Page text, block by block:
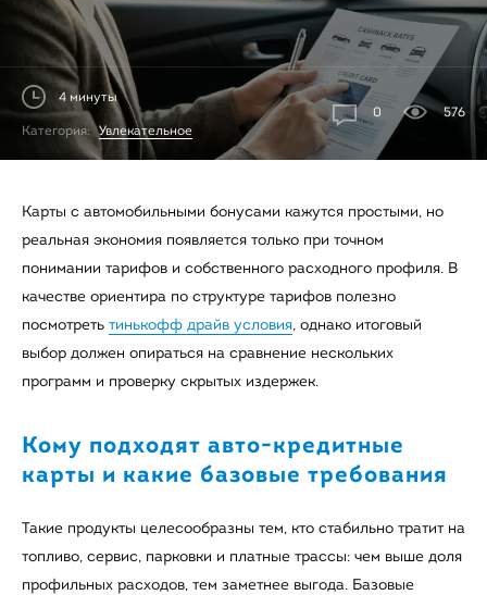
Категория: Увлекательное
4 минуты
0
576
Карты с автомобильными бонусами кажутся простыми, но
реальная экономия появляется только при точном
понимании тарифов и собственного расходного профиля. В
качестве ориентира по структуре тарифов полезно
посмотреть тинькофф драйв условия, однако итоговый
выбор должен опираться на сравнение нескольких
программ и проверку скрытых издержек.
Кому подходят авто‑кредитные
карты и какие базовые требования
Такие продукты целесообразны тем, кто стабильно тратит на
топливо, сервис, парковки и платные трассы: чем выше доля
профильных расходов, тем заметнее выгода. Базовые